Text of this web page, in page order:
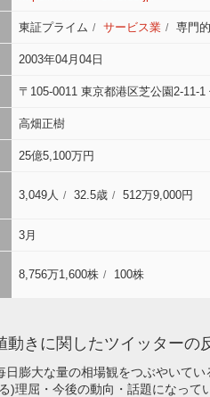
東証プライム サービス業 専門
2003年04月04日
〒105-0011 東京都港区芝公園2-11-
高畑正樹
25億5,100万円
3,049人 32.5歳 512万9,000円
3月
8,756万1,600株 100株
動きに関したツイッターの
日膨大な量の相場観をつぶやいて
)理屈・今後の動向・話題になって